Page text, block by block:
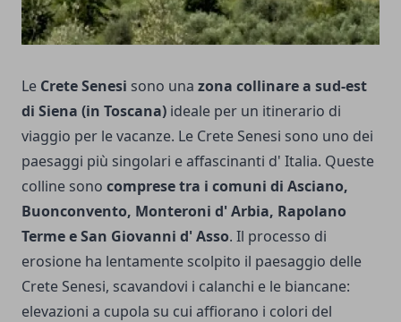
Le Crete Senesi sono una zona collinare a sud-est
di Siena (in Toscana) ideale per un itinerario di
viaggio per le vacanze. Le Crete Senesi sono uno dei
paesaggi più singolari e affascinanti d' Italia. Queste
colline sono comprese tra i comuni di Asciano,
Buonconvento, Monteroni d' Arbia, Rapolano
Terme e San Giovan­ni d' Asso. Il processo di
erosione ha lenta­mente scolpito il paesaggio delle
Crete Senesi, scavandovi i calanchi e le biancane:
elevazioni a cupola su cui affiorano i colori del